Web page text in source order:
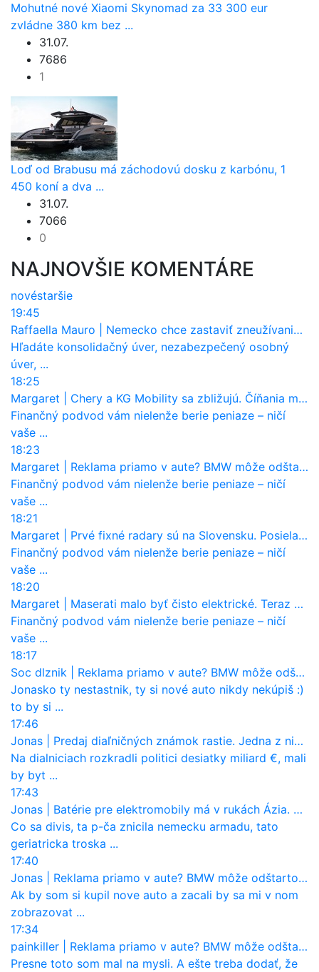
Mohutné nové Xiaomi Skynomad za 33 300 eur
zvládne 380 km bez ...
31.07.
7686
1
Loď od Brabusu má záchodovú dosku z karbónu, 1
450 koní a dva ...
31.07.
7066
0
NAJNOVŠIE KOMENTÁRE
novéstaršie
19:45
Raffaella Mauro
Nemecko chce zastaviť zneužívanie dotácií na elektromobily. Pritvrdí pravidlá
Hľadáte konsolidačný úver, nezabezpečený osobný
úver, ...
18:25
Margaret
Chery a KG Mobility sa zbližujú. Číňania môžu získať 10 % bývalého SsangYongu
Finančný podvod vám nielenže berie peniaze – ničí
vaše ...
18:23
Margaret
Reklama priamo v aute? BMW môže odštartovať nový trend
Finančný podvod vám nielenže berie peniaze – ničí
vaše ...
18:21
Margaret
Prvé fixné radary sú na Slovensku. Posielajú už pokuty? Ukáže ich Waze?
Finančný podvod vám nielenže berie peniaze – ničí
vaše ...
18:20
Margaret
Maserati malo byť čisto elektrické. Teraz zisťuje, že potrebuje nový osemvalcový motor
Finančný podvod vám nielenže berie peniaze – ničí
vaše ...
18:17
Soc dlznik
Reklama priamo v aute? BMW môže odštartovať nový trend
Jonasko ty nestastnik, ty si nové auto nikdy nekúpiš :)
to by si ...
17:46
Jonas
Predaj diaľničných známok rastie. Jedna z nich zaznamenala nečakane výrazný nárast
Na dialniciach rozkradli politici desiatky miliard €, mali
by byt ...
17:43
Jonas
Batérie pre elektromobily má v rukách Ázia. Európa ale stráca kontrolu aj nad vlastnou výrobou!
Co sa divis, ta p-ča znicila nemecku armadu, tato
geriatricka troska ...
17:40
Jonas
Reklama priamo v aute? BMW môže odštartovať nový trend
Ak by som si kupil nove auto a zacali by sa mi v nom
zobrazovat ...
17:34
painkiller
Reklama priamo v aute? BMW môže odštartovať nový trend
Presne toto som mal na mysli. A ešte treba dodať, že